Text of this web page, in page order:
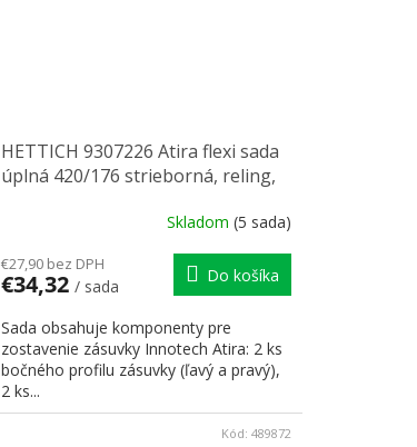
HETTICH 9307226 Atira flexi sada
úplná 420/176 strieborná, reling,
Skladom (5 sada)
€27,90 bez DPH
€34,32 / sada
Do košíka
Sada obsahuje komponenty pre
zostavenie zásuvky Innotech Atira: 2 ks
bočného profilu zásuvky (ľavý a pravý),
2 ks...
Kód: 489872